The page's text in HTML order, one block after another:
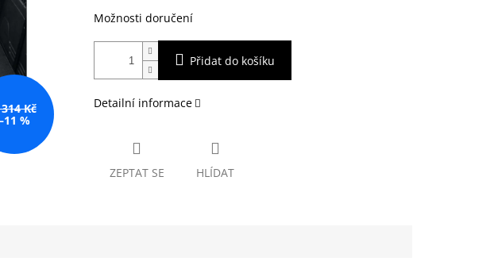
Kč
%
Možnosti doručení
Přidat do košíku
Detailní informace
ZEPTAT SE HLÍDAT